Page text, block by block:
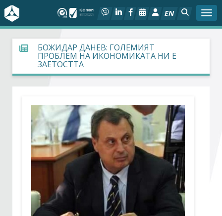
EN
За БСК
На фокус
Социален диалог
Дейности
Арбитражен съд
Проекти
БОЖИДАР ДАНЕВ: ГОЛЕМИЯТ
ПРОБЛЕМ НА ИКОНОМИКАТА НИ Е
ЗАЕТОСТТА